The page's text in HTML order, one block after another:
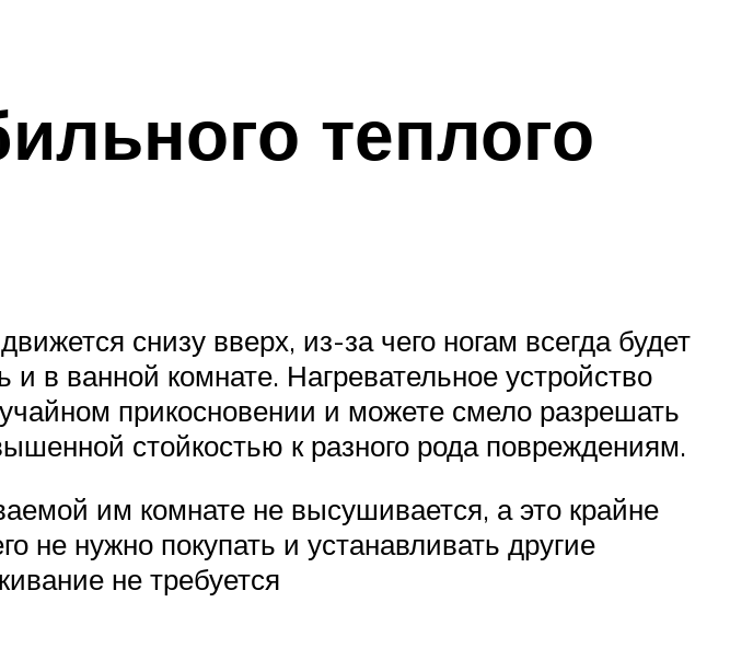
теплого
снизу вверх, из-за чего ногам всегда будет
в ванной комнате. Нагревательное устройство
прикосновении и можете смело разрешать
стойкостью к разного рода повреждениям.
им комнате не высушивается, а это крайне
не нужно покупать и устанавливать другие
не требуется